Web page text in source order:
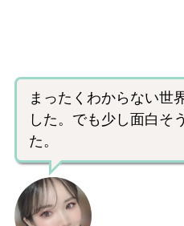
まったくわからない世
した。でも少し面白そ
た。